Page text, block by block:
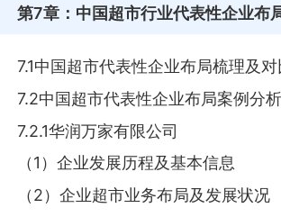
第7章 ：中国超市行业代表性企业布
7.1中国超市代表性企业布局梳理及对
7.2中国超市代表性企业布局案例分析
7.2.1华润万家有限公司
（1）企业发展历程及基本信息
（2）企业超市业务布局及发展状况